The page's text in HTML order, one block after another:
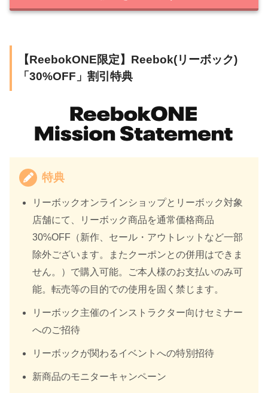
【ReebokONE限定】Reebok(リーボック)
「30%OFF」割引特典
特典
リーボックオンラインショップとリーボック対象
店舗にて、リーボック商品を通常価格商品
30%OFF（新作、セール・アウトレットなど一部
除外ございます。またクーポンとの併用はできま
せん。 ）で購入可能。ご本人様のお支払いのみ可
能。転売等の目的での使用を固く禁じます。
リーボック主催のインストラクター向けセミナー
へのご招待
リーボックが関わるイベントへの特別招待
新商品のモニターキャンペーン